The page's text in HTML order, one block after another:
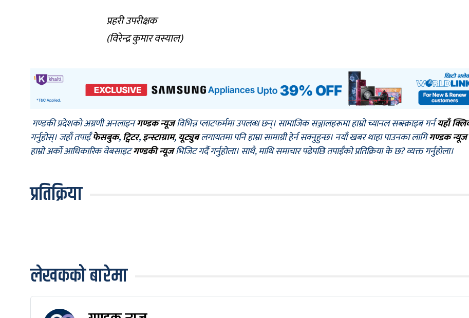
प्रहरी उपरीक्षक
(विरेन्द्र कुमार वस्याल)
गण्डकी प्रदेशको अग्रणी अनलाइनगण्डक न्यूजविभिन्न प्लाटफर्ममा उपलब्ध छन्। सामाजिक सञ्जालहरूमा हाम्रो च्यानल सब्स्क्राइब गर्नयहाँ
गर्नुहोस्। जहाँ तपाईँफेसबुक,ट्विटर,इन्स्टाग्राम, यूट्युबलगायतमा पनि हाम्रा सामाग्री हेर्न सक्नुहुन्छ। नयाँ खबर थाहा पाउनका लागिगण्डक न्यूज
हाम्रो अर्को आधिकारिक वेबसाइटगण्डकी न्यूजभिजिट गर्दै गर्नुहोला। साथै, माथि समाचार पढेपछि तपाईँको प्रतिक्रिया के छ? व्यक्त गर्नुहोला।
प्रतिक्रिया
लेखकको बारेमा